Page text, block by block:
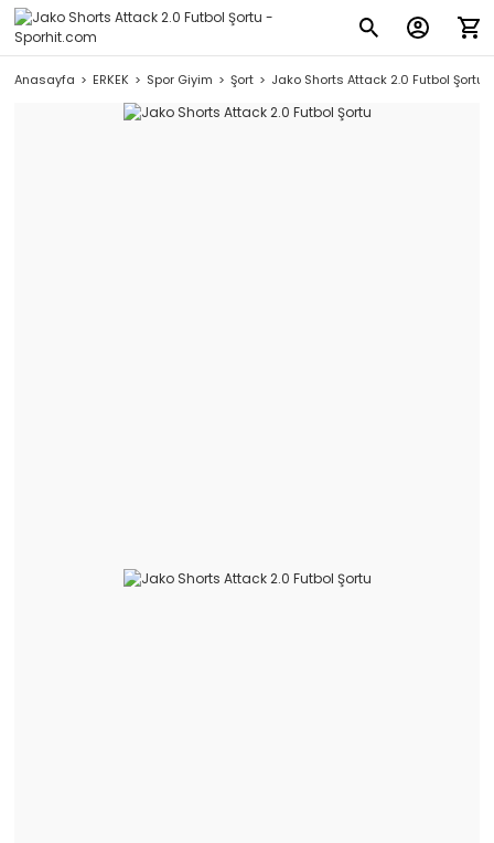
Anasayfa ERKEK Spor Giyim Şort Jako Shorts Attack 2.0 Futbol Şortu